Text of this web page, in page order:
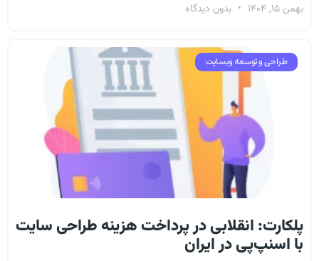
بهمن 15, 1404 بدون دیدگاه
طراحی و توسعه وبسایت
پلکارت: انقلابی در پرداخت هزینه طراحی سایت
با اسنپ‌پی در ایران